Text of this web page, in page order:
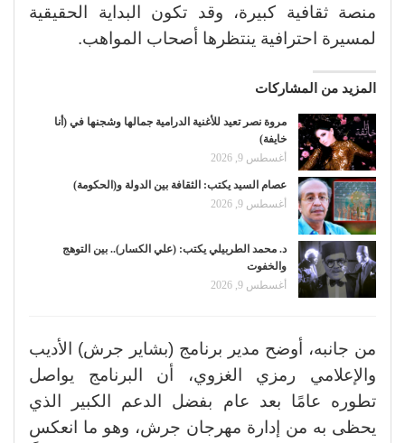
منصة ثقافية كبيرة، وقد تكون البداية الحقيقية
لمسيرة احترافية ينتظرها أصحاب المواهب.
المزيد من المشاركات
مروة نصر تعيد للأغنية الدرامية جمالها وشجنها في (أنا
خايفة)
أغسطس 9, 2026
عصام السيد يكتب: الثقافة بين الدولة و(الحكومة)
أغسطس 9, 2026
د. محمد الطربيلي يكتب: (علي الكسار).. بين التوهج
والخفوت
أغسطس 9, 2026
من جانبه، أوضح مدير برنامج (بشاير جرش) الأديب
والإعلامي رمزي الغزوي، أن البرنامج يواصل
تطوره عامًا بعد عام بفضل الدعم الكبير الذي
يحظى به من إدارة مهرجان جرش، وهو ما انعكس